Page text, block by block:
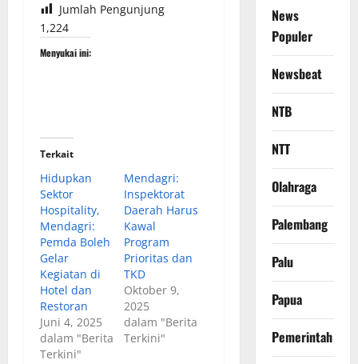
Jumlah Pengunjung
1,224
Menyukai ini:
Terkait
Hidupkan
Sektor
Hospitality,
Mendagri:
Pemda Boleh
Gelar
Kegiatan di
Hotel dan
Restoran
Juni 4, 2025
dalam "Berita
Terkini"
Mendagri:
Inspektorat
Daerah Harus
Kawal
Program
Prioritas dan
TKD
Oktober 9,
2025
dalam "Berita
Terkini"
News
Populer
Newsbeat
NTB
NTT
Olahraga
Palembang
Palu
Papua
Pemerintah